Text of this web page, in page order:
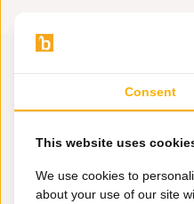
Consent
This website uses
We use cookies to
about your use of our site